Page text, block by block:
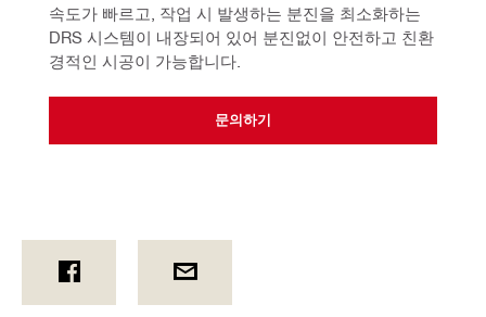
속도가 빠르고, 작업 시 발생하는 분진을 최소화하는
DRS 시스템이 내장되어 있어 분진없이 안전하고 친환
경적인 시공이 가능합니다.
문의하기